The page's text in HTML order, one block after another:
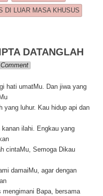
DI LUAR MASA KHUSUS
DATANGLAH
music
Comment
hati umatMu. Dan jiwa yang
yang luhur. Kau hidup api dan
ilahi. Engkau yang
cintaMu, Semoga Dikau
damaiMu, agar dengan
Bapa, bersama